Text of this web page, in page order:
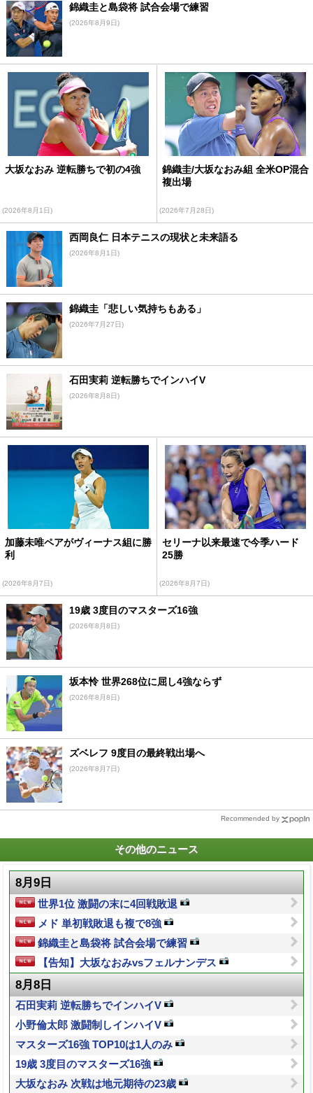
錦織圭と島袋将 試合会場で練習
(2026年8月9日)
大坂なおみ 逆転勝ちで初の4強
(2026年8月1日)
錦織圭/大坂なおみ組 全米OP混合
複出場
(2026年7月28日)
西岡良仁 日本テニスの現状と未来語る
(2026年8月1日)
錦織圭「悲しい気持ちもある」
(2026年7月27日)
石田実莉 逆転勝ちでインハイV
(2026年8月8日)
加藤未唯ペアがヴィーナス組に勝
利
(2026年8月7日)
セリーナ以来最速で今季ハード
25勝
(2026年8月7日)
19歳 3度目のマスターズ16強
(2026年8月8日)
坂本怜 世界268位に屈し4強ならず
(2026年8月8日)
ズベレフ 9度目の最終戦出場へ
(2026年8月7日)
Recommended by
その他のニュース
8月9日
世界1位 激闘の末に4回戦敗退
メド 単初戦敗退も複で8強
錦織圭と島袋将 試合会場で練習
【告知】大坂なおみvsフェルナンデス
8月8日
石田実莉 逆転勝ちでインハイV
小野倫太郎 激闘制しインハイV
マスターズ16強 TOP10は1人のみ
19歳 3度目のマスターズ16強
大坂なおみ 次戦は地元期待の23歳